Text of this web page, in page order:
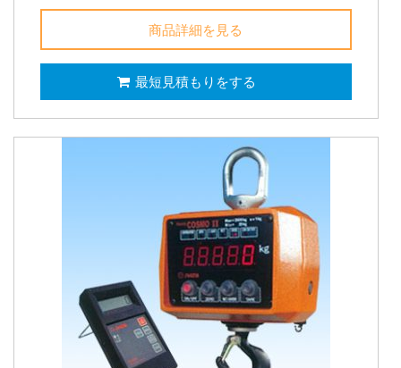
商品詳細を見る
最短見積もりをする